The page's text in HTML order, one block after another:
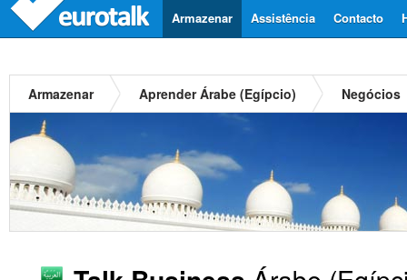
Contacto
Assistência
Armazenar
Armazenar Aprender Árabe (Egípcio) Negócios